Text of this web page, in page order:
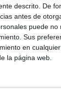
descrito. De
antes de
puede
Sus
en
la página web.